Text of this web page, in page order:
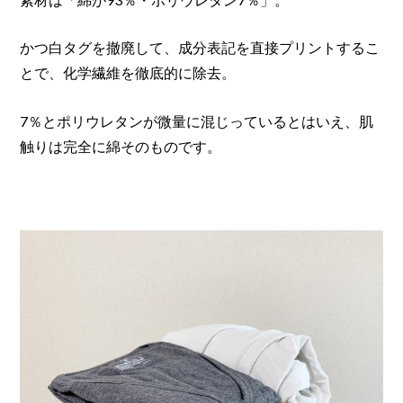
かつ白タグを撤廃して、成分表記を直接プリントするこ
とで、化学繊維を徹底的に除去。
7％とポリウレタンが微量に混じっているとはいえ、肌
触りは完全に綿そのものです。